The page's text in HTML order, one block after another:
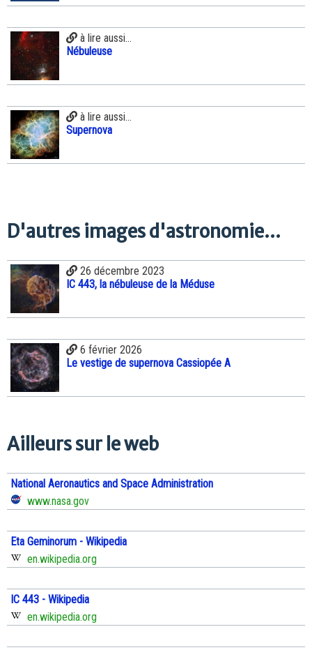
à lire aussi...
Nébuleuse
à lire aussi...
Supernova
D'autres images d'astronomie...
26 décembre 2023
IC 443, la nébuleuse de la Méduse
6 février 2026
Le vestige de supernova Cassiopée A
Ailleurs sur le web
National Aeronautics and Space Administration
www.nasa.gov
Eta Geminorum - Wikipedia
en.wikipedia.org
IC 443 - Wikipedia
en.wikipedia.org